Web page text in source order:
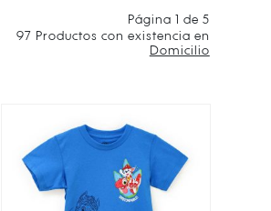
Página 1 de 5
97 Productos con existencia en
Domicilio